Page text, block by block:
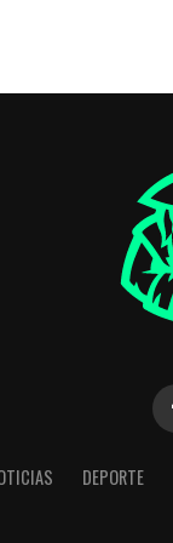
DEPORTE